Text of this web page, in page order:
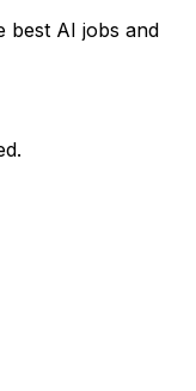
best AI jobs and